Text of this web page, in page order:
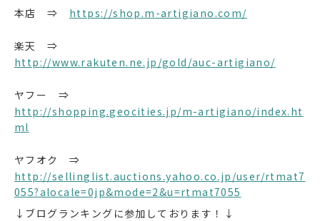
本店 ⇒ https://shop.m-artigiano.com/
楽天 ⇒
http://www.rakuten.ne.jp/gold/auc-artigiano/
ヤフー ⇒
http://shopping.geocities.jp/m-artigiano/index.ht
ml
ヤフオク ⇒
http://sellinglist.auctions.yahoo.co.jp/user/rtmat7
055?alocale=0jp&mode=2&u=rtmat7055
↓ブログランキングに参加しております！↓